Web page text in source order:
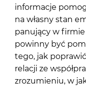
informacje
na własny stan
panujący w firmie
powinny być
tego, jak
relacji ze
zrozumieniu, w